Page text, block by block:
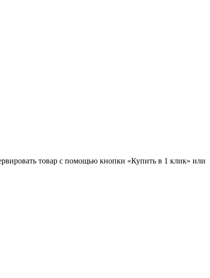
товар с помощью кнопки «Купить в 1 клик» или